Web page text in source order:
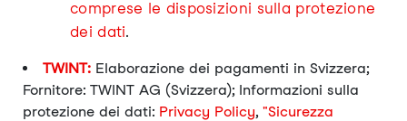
comprese le disposizioni sulla protezione
dei dati.
TWINT: Elaborazione dei pagamenti in Svizzera;
Fornitore: TWINT AG (Svizzera); Informazioni sulla
protezione dei dati: Privacy Policy, "Sicurezza